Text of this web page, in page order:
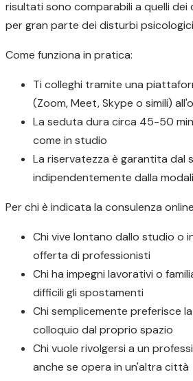
risultati sono comparabili a quelli dei
per gran parte dei disturbi
Come funziona in pratica:
Ti colleghi tramite una
(Zoom, Meet, Skype o simili)
La seduta dura circa 45-50
come in studio
La riservatezza è garantita dal
indipendentemente dalla
Per chi è indicata la consulenza
Chi vive lontano dallo studio o
offerta di professionisti
Chi ha impegni lavorativi o
difficili gli spostamenti
Chi semplicemente preferisce
colloquio dal proprio spazio
Chi vuole rivolgersi a un
anche se opera in un'altra città